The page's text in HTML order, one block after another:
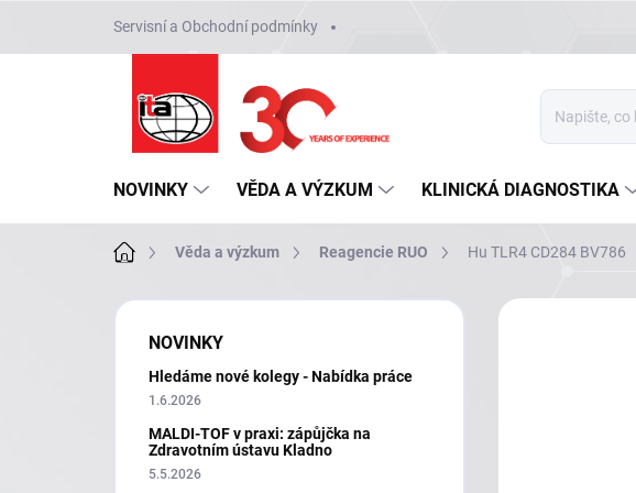
obsah
Servisní a Obchodní podmínky
NOVINKY VĚDA A VÝZKUM KLINICKÁ DIAGNOSTIKA
Domů Věda a výzkum Reagencie RUO Hu TLR4 CD284 BV786
P
NOVINKY
Hledáme nové kolegy - Nabídka práce
1.6.2026
MALDI-TOF v praxi: zápůjčka na
Zdravotním ústavu Kladno
5.5.2026